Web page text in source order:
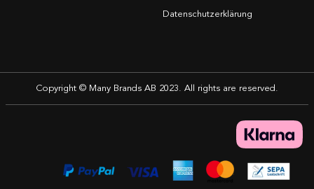
Datenschutzerklärung
Copyright © Many Brands AB 2023. All rights are reserved.